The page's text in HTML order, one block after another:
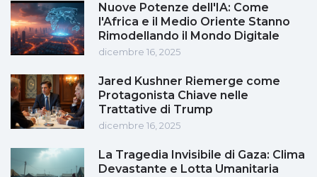
Nuove Potenze dell'IA: Come
l'Africa e il Medio Oriente Stanno
Rimodellando il Mondo Digitale
dicembre 16, 2025
Jared Kushner Riemerge come
Protagonista Chiave nelle
Trattative di Trump
dicembre 16, 2025
La Tragedia Invisibile di Gaza: Clima
Devastante e Lotta Umanitaria